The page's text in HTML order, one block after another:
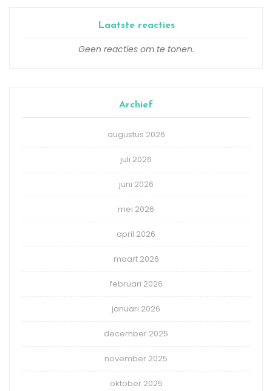
Laatste reacties
Geen reacties om te tonen.
Archief
augustus 2026
juli 2026
juni 2026
mei 2026
april 2026
maart 2026
februari 2026
januari 2026
december 2025
november 2025
oktober 2025